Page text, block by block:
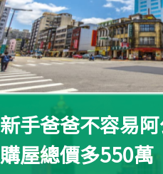
新手爸爸不容易
購屋總價多550萬